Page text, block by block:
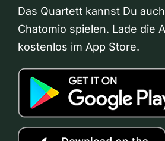
Das Quartett kannst Du
Chatomio spielen. Lade die
kostenlos im App Store.